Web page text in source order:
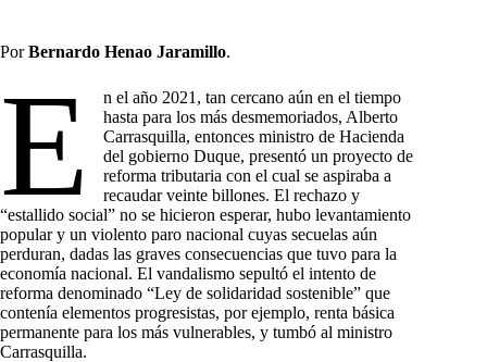
PorBernardo Henao Jaramillo.
E
n el año 2021, tan cercano aún en el tiempo
hasta para los más desmemoriados, Alberto
Carrasquilla, entonces ministro de Hacienda
del gobierno Duque, presentó un proyecto de
reforma tributaria con el cual se aspiraba a
recaudar veinte billones. El rechazo y
“estallido social” no se hicieron esperar, hubo levantamiento
popular y un violento paro nacional cuyas secuelas aún
perduran, dadas las graves consecuencias que tuvo para la
economía nacional. El vandalismo sepultó el intento de
reforma denominado “Ley de solidaridad sostenible” que
contenía elementos progresistas, por ejemplo, renta básica
permanente para los más vulnerables, y tumbó al ministro
Carrasquilla.